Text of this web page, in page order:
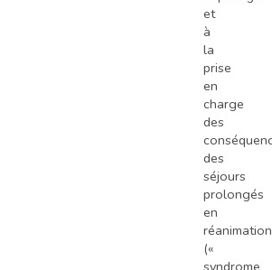
et
à
la
prise
en
charge
des
des
séjours
prolongés
en
réanimation
(«